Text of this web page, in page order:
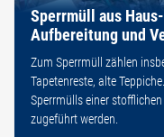
Sperrmüll aus
Aufbereitung und
Zum Sperrmüll zählen
Tapetenreste, alte
Sperrmülls einer
zugeführt werden.